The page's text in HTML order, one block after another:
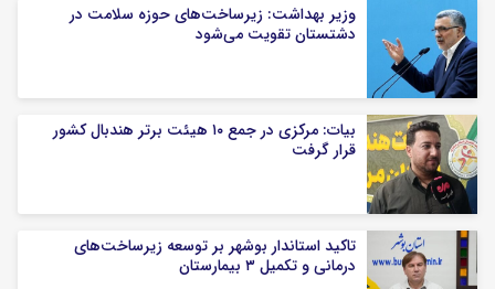
وزیر بهداشت: زیرساخت‌های حوزه سلامت در
دشتستان تقویت می‌شود
بیات: مرکزی در جمع ۱۰ هیئت برتر هندبال کشور
قرار گرفت
تاکید استاندار بوشهر بر توسعه زیرساخت‌های
درمانی و تکمیل ۳ بیمارستان